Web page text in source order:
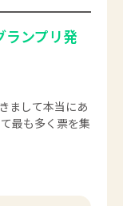
ンプリ発
まして本当にあ
最も多く票を集